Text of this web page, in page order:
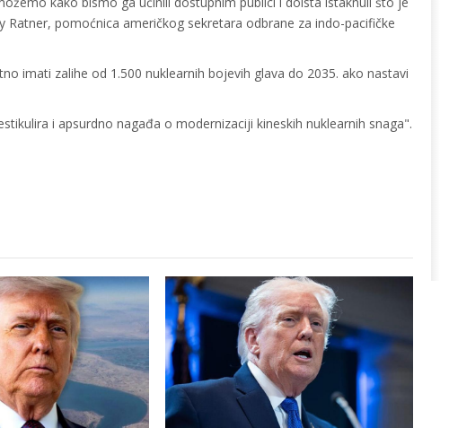
pomoćnica američkog sekretara odbrane za indo-pacifičke
imati zalihe od 1.500 nuklearnih bojevih glava do 2035. ako nastavi
i apsurdno nagađa o modernizaciji kineskih nuklearnih snaga".